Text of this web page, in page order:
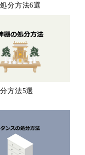
分方法6選
方法5選